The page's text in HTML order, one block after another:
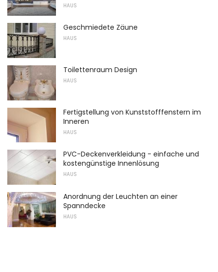
HAUS
Geschmiedete Zäune
HAUS
Toilettenraum Design
HAUS
Fertigstellung von Kunststofffenstern im
Inneren
HAUS
PVC-Deckenverkleidung - einfache und
kostengünstige Innenlösung
HAUS
Anordnung der Leuchten an einer
Spanndecke
HAUS